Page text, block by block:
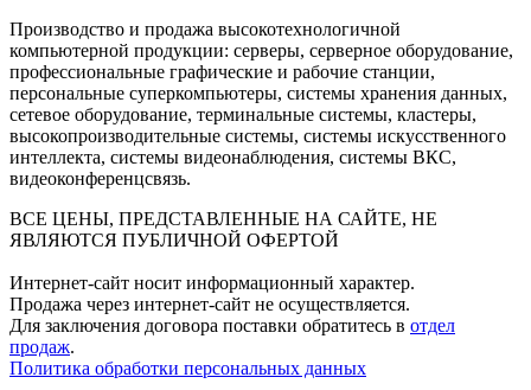
Производство и продажа высокотехнологичной
компьютерной продукции: серверы, серверное оборудование,
профессиональные графические и рабочие станции,
персональные суперкомпьютеры, системы хранения данных,
сетевое оборудование, терминальные системы, кластеры,
высокопроизводительные системы, системы искусственного
интеллекта, системы видеонаблюдения, системы ВКС,
видеоконференцсвязь.
ВСЕ ЦЕНЫ, ПРЕДСТАВЛЕННЫЕ НА САЙТЕ, НЕ
ЯВЛЯЮТСЯ ПУБЛИЧНОЙ ОФЕРТОЙ
Интернет-сайт носит информационный характер.
Продажа через интернет-сайт не осуществляется.
Для заключения договора поставки обратитесь в отдел
продаж.
Политика обработки персональных данных